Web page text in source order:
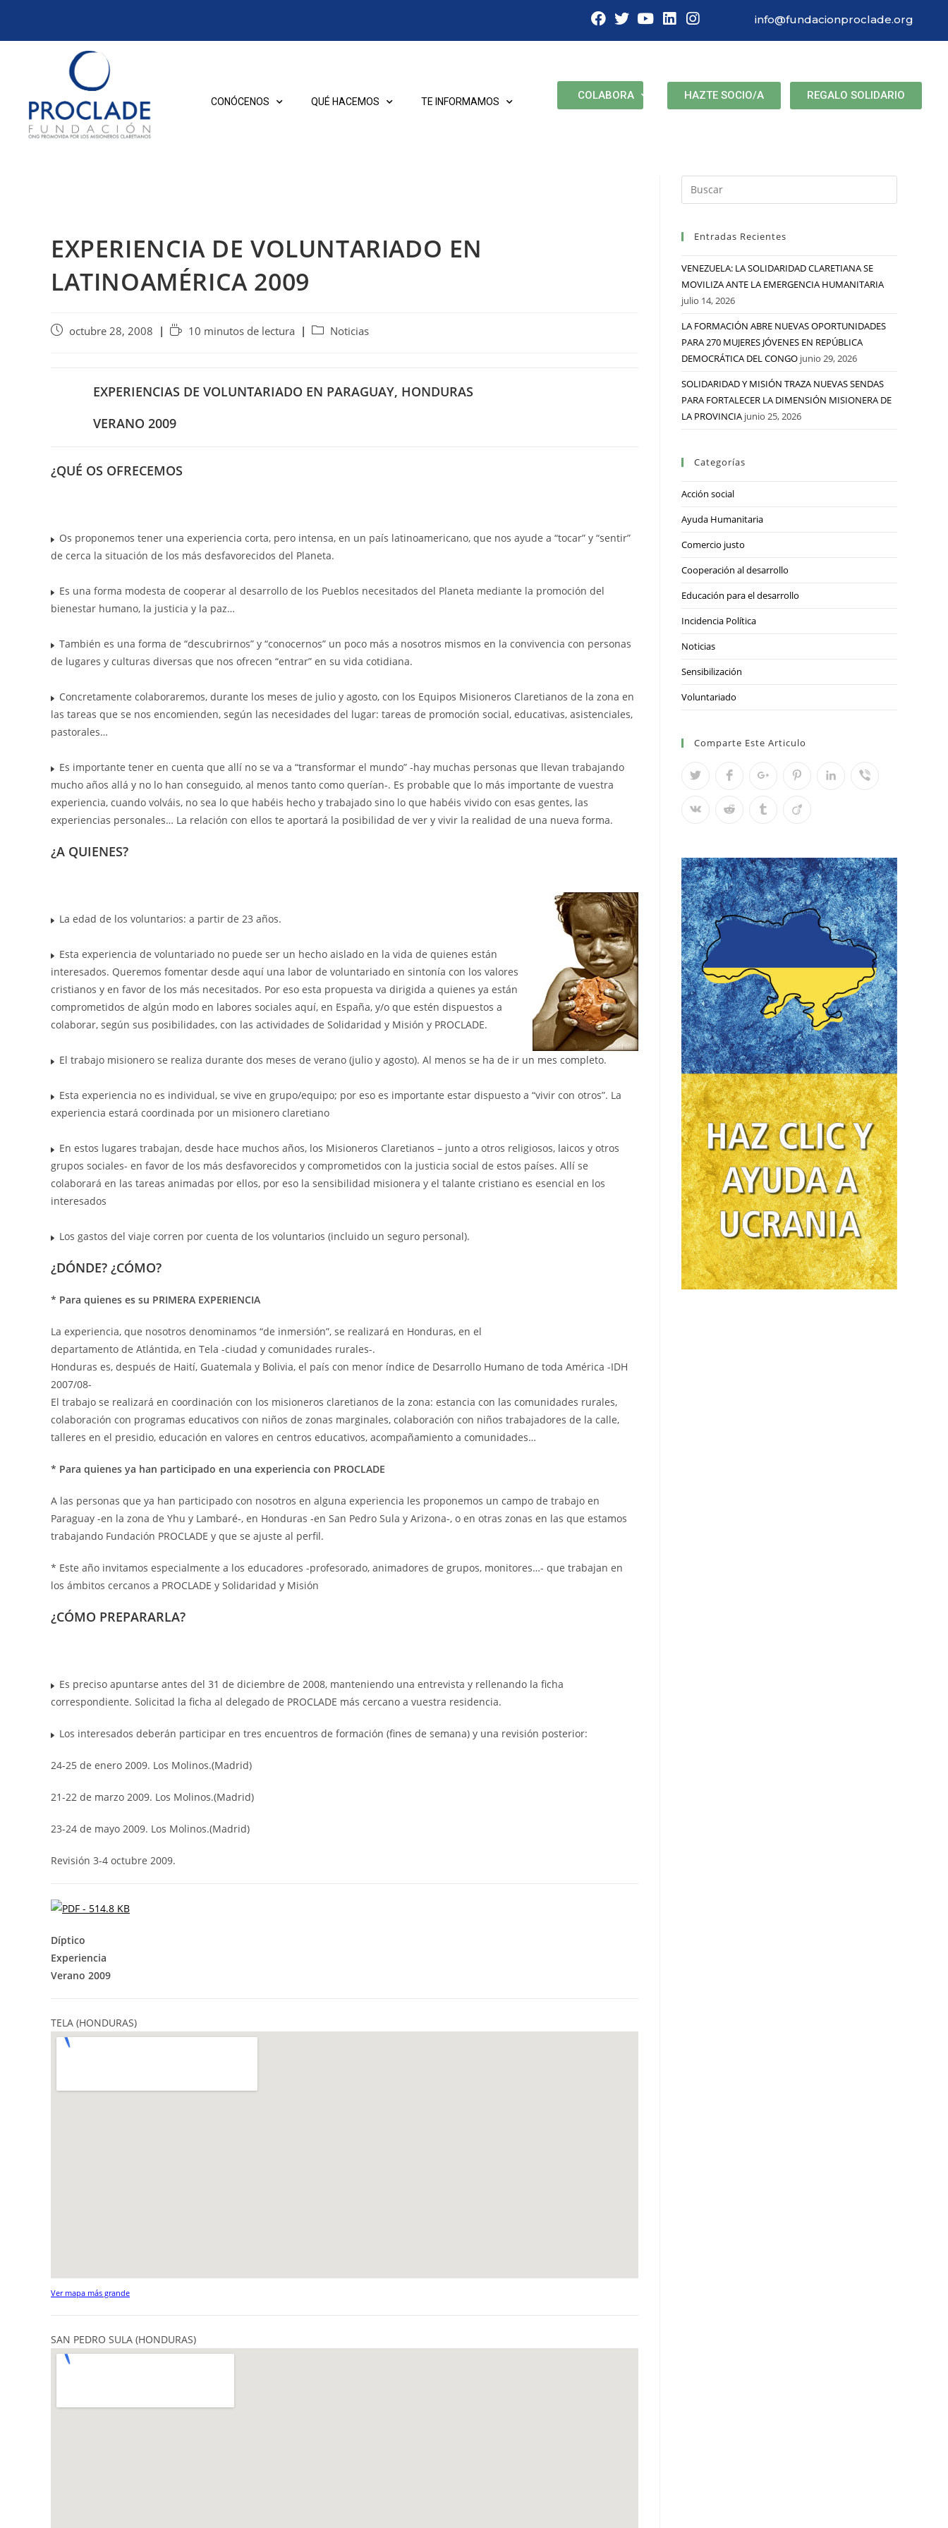
info@fundacionproclade.org
CONÓCENOS QUÉ HACEMOS TE INFORMAMOS COLABORA HAZTE SOCIO/A REGALO SOLIDARIO
EXPERIENCIA DE VOLUNTARIADO EN
LATINOAMÉRICA 2009
octubre 28, 2008 10 minutos de lectura Noticias
EXPERIENCIAS DE VOLUNTARIADO EN PARAGUAY, HONDURAS
VERANO 2009
¿QUÉ OS OFRECEMOS
Os proponemos tener una experiencia corta, pero intensa, en un país latinoamericano, que nos ayude a “tocar” y “sentir”
de cerca la situación de los más desfavorecidos del Planeta.
Es una forma modesta de cooperar al desarrollo de los Pueblos necesitados del Planeta mediante la promoción del
bienestar humano, la justicia y la paz…
También es una forma de “descubrirnos” y “conocernos” un poco más a nosotros mismos en la convivencia con personas
de lugares y culturas diversas que nos ofrecen “entrar” en su vida cotidiana.
Concretamente colaboraremos, durante los meses de julio y agosto, con los Equipos Misioneros Claretianos de la zona en
las tareas que se nos encomienden, según las necesidades del lugar: tareas de promoción social, educativas, asistenciales,
pastorales…
Es importante tener en cuenta que allí no se va a “transformar el mundo” -hay muchas personas que llevan trabajando
mucho años allá y no lo han conseguido, al menos tanto como querían-. Es probable que lo más importante de vuestra
experiencia, cuando volváis, no sea lo que habéis hecho y trabajado sino lo que habéis vivido con esas gentes, las
experiencias personales… La relación con ellos te aportará la posibilidad de ver y vivir la realidad de una nueva forma.
¿A QUIENES?
La edad de los voluntarios: a partir de 23 años.
Esta experiencia de voluntariado no puede ser un hecho aislado en la vida de quienes están
interesados. Queremos fomentar desde aquí una labor de voluntariado en sintonía con los valores
cristianos y en favor de los más necesitados. Por eso esta propuesta va dirigida a quienes ya están
comprometidos de algún modo en labores sociales aquí, en España, y/o que estén dispuestos a
colaborar, según sus posibilidades, con las actividades de Solidaridad y Misión y PROCLADE.
El trabajo misionero se realiza durante dos meses de verano (julio y agosto). Al menos se ha de ir un mes completo.
Esta experiencia no es individual, se vive en grupo/equipo; por eso es importante estar dispuesto a “vivir con otros”. La
experiencia estará coordinada por un misionero claretiano
En estos lugares trabajan, desde hace muchos años, los Misioneros Claretianos – junto a otros religiosos, laicos y otros
grupos sociales- en favor de los más desfavorecidos y comprometidos con la justicia social de estos países. Allí se
colaborará en las tareas animadas por ellos, por eso la sensibilidad misionera y el talante cristiano es esencial en los
interesados
Los gastos del viaje corren por cuenta de los voluntarios (incluido un seguro personal).
¿DÓNDE? ¿CÓMO?
* Para quienes es su PRIMERA EXPERIENCIA
La experiencia, que nosotros denominamos “de inmersión”, se realizará en Honduras, en el
departamento de Atlántida, en Tela -ciudad y comunidades rurales-.
Honduras es, después de Haití, Guatemala y Bolivia, el país con menor índice de Desarrollo Humano de toda América -IDH
2007/08-
El trabajo se realizará en coordinación con los misioneros claretianos de la zona: estancia con las comunidades rurales,
colaboración con programas educativos con niños de zonas marginales, colaboración con niños trabajadores de la calle,
talleres en el presidio, educación en valores en centros educativos, acompañamiento a comunidades…
* Para quienes ya han participado en una experiencia con PROCLADE
A las personas que ya han participado con nosotros en alguna experiencia les proponemos un campo de trabajo en
Paraguay -en la zona de Yhu y Lambaré-, en Honduras -en San Pedro Sula y Arizona-, o en otras zonas en las que estamos
trabajando Fundación PROCLADE y que se ajuste al perfil.
* Este año invitamos especialmente a los educadores -profesorado, animadores de grupos, monitores…- que trabajan en
los ámbitos cercanos a PROCLADE y Solidaridad y Misión
¿CÓMO PREPARARLA?
Es preciso apuntarse antes del 31 de diciembre de 2008, manteniendo una entrevista y rellenando la ficha
correspondiente. Solicitad la ficha al delegado de PROCLADE más cercano a vuestra residencia.
Los interesados deberán participar en tres encuentros de formación (fines de semana) y una revisión posterior:
24-25 de enero 2009. Los Molinos.(Madrid)
21-22 de marzo 2009. Los Molinos.(Madrid)
23-24 de mayo 2009. Los Molinos.(Madrid)
Revisión 3-4 octubre 2009.
Díptico
Experiencia
Verano 2009
TELA (HONDURAS)
Ver mapa más grande
SAN PEDRO SULA (HONDURAS)
Entradas Recientes
VENEZUELA: LA SOLIDARIDAD CLARETIANA SE
MOVILIZA ANTE LA EMERGENCIA HUMANITARIA
julio 14, 2026
LA FORMACIÓN ABRE NUEVAS OPORTUNIDADES
PARA 270 MUJERES JÓVENES EN REPÚBLICA
DEMOCRÁTICA DEL CONGO junio 29, 2026
SOLIDARIDAD Y MISIÓN TRAZA NUEVAS SENDAS
PARA FORTALECER LA DIMENSIÓN MISIONERA DE
LA PROVINCIA junio 25, 2026
Categorías
Acción social
Ayuda Humanitaria
Comercio justo
Cooperación al desarrollo
Educación para el desarrollo
Incidencia Política
Noticias
Sensibilización
Voluntariado
Comparte Este Articulo